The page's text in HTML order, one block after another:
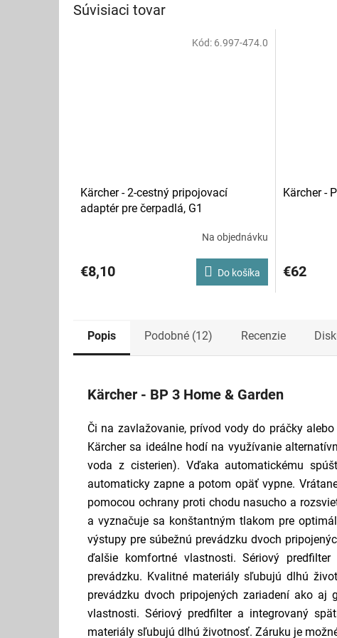
Súvisiaci tovar
Kärcher - 2-cestný pripojovací
adaptér pre čerpadlá, G1
Na objednávku
€8,10 Do košíka
Kód: 6.997-474.0
Kärcher -
€62
Popis Podobné (12) Recenzie
Kärcher - BP 3 Home & Garden
Či na zavlažovanie, prívod vody do práčky
Kärcher sa ideálne hodí na využívanie
voda z cisterien). Vďaka automatickému
automaticky zapne a potom opäť vypne.
pomocou ochrany proti chodu nasucho a
a vyznačuje sa konštantným tlakom pre
výstupy pre súbežnú prevádzku dvoch
ďalšie komfortné vlastnosti. Sériový
prevádzku. Kvalitné materiály sľubujú dlhú
prevádzku dvoch pripojených zariadení ako
vlastnosti. Sériový predfilter a integrovaný
materiály sľubujú dlhú životnosť. Záruku je